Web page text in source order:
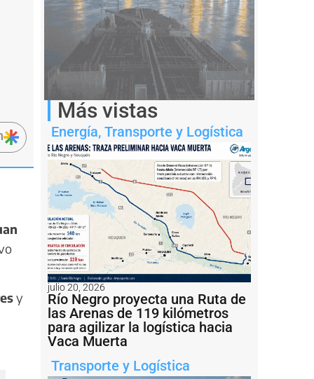
y
Más vistas
Energía, Transporte y Logística
julio 20, 2026
Río Negro proyecta una Ruta de
las Arenas de 119 kilómetros
para agilizar la logística hacia
Vaca Muerta
Transporte y Logística